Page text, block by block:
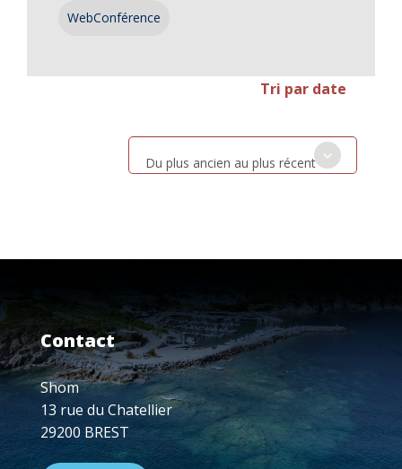
WebConférence
Tri par date
Du plus ancien au plus récent
Contact
Shom
13 rue du Chatellier
29200 BREST